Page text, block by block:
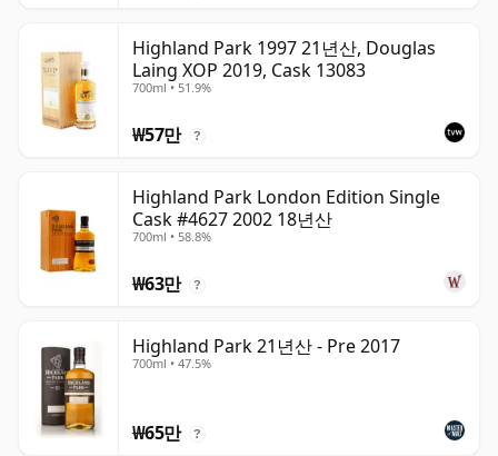
Highland Park 1997 21년산, Douglas
Laing XOP 2019, Cask 13083
700ml • 51.9%
₩57만 ?
Highland Park London Edition Single
Cask #4627 2002 18년산
700ml • 58.8%
₩63만 ?
Highland Park 21년산 - Pre 2017
700ml • 47.5%
₩65만 ?